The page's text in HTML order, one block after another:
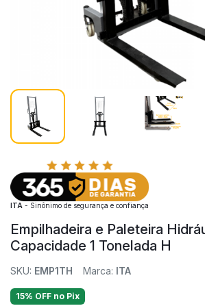
ITA - Sinônimo de segurança e confiança
Empilhadeira e Paleteira
Capacidade 1 Tonelada H
SKU: EMP1TH Marca: ITA
15% OFF no Pix